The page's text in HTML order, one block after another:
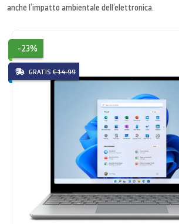
anche l’impatto ambientale dell’elettronica.
-23%
GRATIS € 14.99